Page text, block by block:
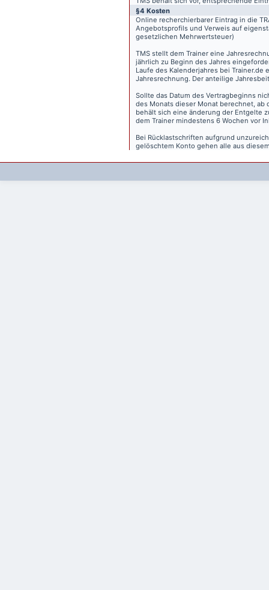
§4 Kosten
Online recherchierbarer Eintrag in die
Angebotsprofils und Verweis auf
gesetzlichen Mehrwertsteuer)
TMS stellt dem Trainer eine
jährlich zu Beginn des Jahres
Laufe des Kalenderjahres bei
Jahresrechnung. Der anteilige
Sollte das Datum des Vertragbeginns
des Monats dieser Monat berechnet, ab
behält sich eine änderung der Entgelte
dem Trainer mindestens 6 Wochen vor
Bei Rücklastschriften aufgrund
gelöschtem Konto gehen alle aus